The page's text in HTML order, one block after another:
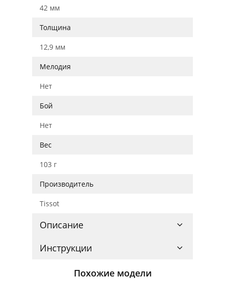
42 мм
Толщина
12,9 мм
Мелодия
Нет
Бой
Нет
Вес
103 г
Производитель
Tissot
Описание
Инструкции
Похожие модели